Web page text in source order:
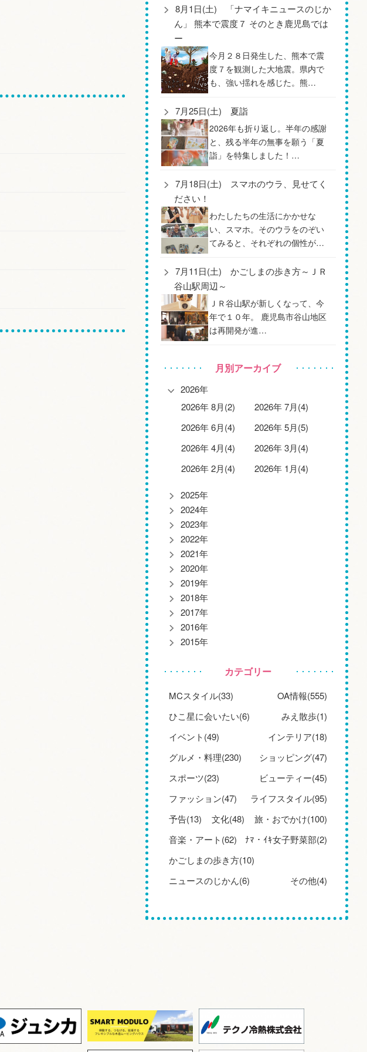
8月1日(土) 「ナマイキニュースのじか
ん」 熊本で震度７ そのとき鹿児島では
ー
今月２８日発生した、熊本で震
度７を観測した大地震。県内で
も、強い揺れを感じた。熊…
7月25日(土) 夏詣
2026年も折り返し。半年の感謝
と、残る半年の無事を願う「夏
詣」を特集しました！…
7月18日(土) スマホのウラ、見せてく
ださい！
わたしたちの生活にかかせな
い、スマホ。そのウラをのぞい
てみると、それぞれの個性が…
7月11日(土) かごしまの歩き方～ＪＲ
谷山駅周辺～
ＪＲ谷山駅が新しくなって、今
年で１０年。 鹿児島市谷山地区
は再開発が進…
月別アーカイブ
2026年
2026年 8月(2)
2026年 7月(4)
2026年 6月(4)
2026年 5月(5)
2026年 4月(4)
2026年 3月(4)
2026年 2月(4)
2026年 1月(4)
2025年
2024年
2023年
2022年
2021年
2020年
2019年
2018年
2017年
2016年
2015年
カテゴリー
MCスタイル(33)
OA情報(555)
ひこ星に会いたい(6)
みえ散歩(1)
イベント(49)
インテリア(18)
グルメ・料理(230)
ショッピング(47)
スポーツ(23)
ビューティー(45)
ファッション(47)
ライフスタイル(95)
予告(13)
文化(48)
旅・おでかけ(100)
音楽・アート(62)
ﾅﾏ・ｲｷ女子野菜部(2)
かごしまの歩き方(10)
ニュースのじかん(6)
その他(4)